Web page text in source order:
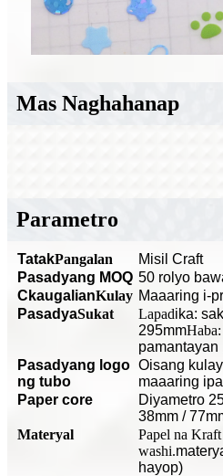
Mas Naghahanap
Parametro
TatakPangalan
Misil Craft
Pasadyang MOQ 50 rolyo
C kaugalianKulay Maaaring i-
PasadyaSukat Lapadika:
295mm
pamantayan
Pasadyang logo
ng tubo
Oisang
maaaring
Paper core
Diyametro
38mm /
Materyal
Papel na
washi.
hayop)